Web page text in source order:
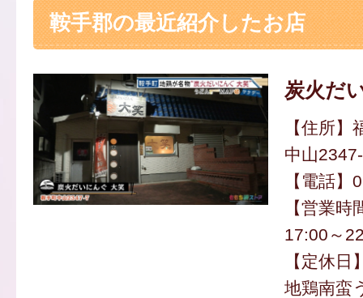
鞍手郡の最近紹介したお店
炭火だ
【住所
中山
【電話
【営業
17:00～
【定休日
地鶏南蛮